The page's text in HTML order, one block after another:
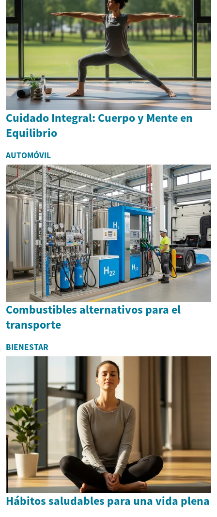
Cuidado Integral: Cuerpo y Mente en
Equilibrio
AUTOMÓVIL
Combustibles alternativos para el
transporte
BIENESTAR
Hábitos saludables para una vida plena